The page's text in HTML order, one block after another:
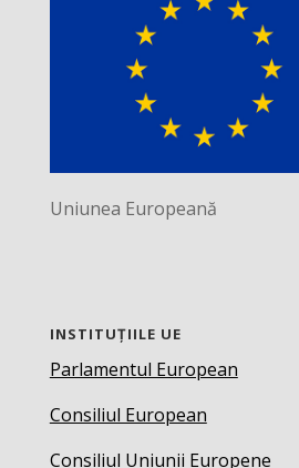
Uniunea Europeană
INSTITUȚIILE UE
Parlamentul European
Consiliul European
Consiliul Uniunii Europene